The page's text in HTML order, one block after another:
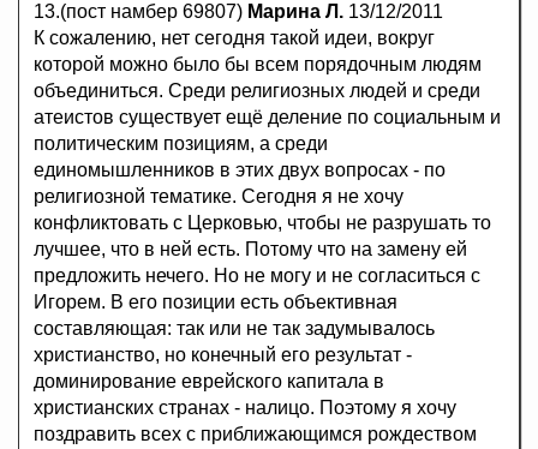
13.(пост намбер 69807) Марина Л. 13/12/2011
К сожалению, нет сегодня такой идеи, вокруг
которой можно было бы всем порядочным людям
объединиться. Среди религиозных людей и среди
атеистов существует ещё деление по социальным и
политическим позициям, а среди
единомышленников в этих двух вопросах - по
религиозной тематике. Сегодня я не хочу
конфликтовать с Церковью, чтобы не разрушать то
лучшее, что в ней есть. Потому что на замену ей
предложить нечего. Но не могу и не согласиться с
Игорем. В его позиции есть объективная
составляющая: так или не так задумывалось
христианство, но конечный его результат -
доминирование еврейского капитала в
христианских странах - налицо. Поэтому я хочу
поздравить всех с приближающимся рождеством